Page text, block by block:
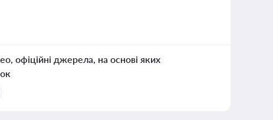
офіційні джерела, на основі яких